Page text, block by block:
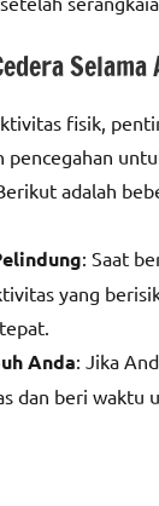
fisik,
pencegahan
adalah
: Saat
yang
Anda: Jika
dan beri waktu